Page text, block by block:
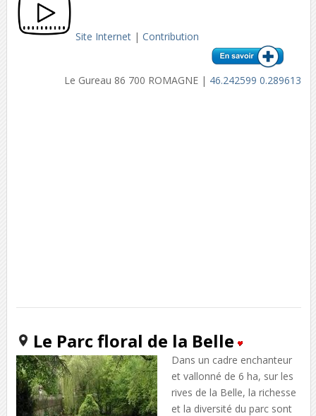
Site Internet| Contribution
Le Gureau 86 700 ROMAGNE | 46.242599 0.289613
Le Parc floral de la Belle
Dans un cadre enchanteur
et vallonné de 6 ha, sur les
rives de la Belle, la richesse
et la diversité du parc sont